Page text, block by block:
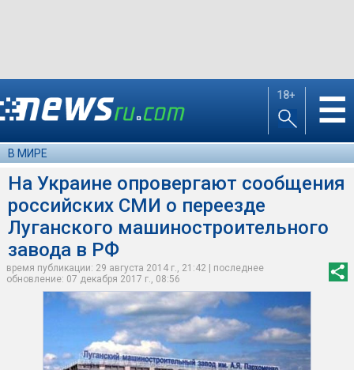
18+ ☰
В МИРЕ
На Украине опровергают сообщения
российских СМИ о переезде
Луганского машиностроительного
завода в РФ
время публикации: 29 августа 2014 г., 21:42 | последнее
обновление: 07 декабря 2017 г., 08:56